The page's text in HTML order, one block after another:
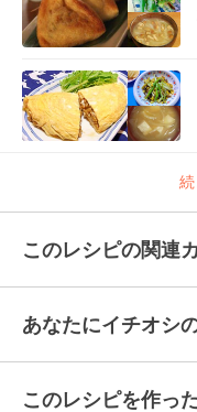
このレシピの関連
あなたにイチオシ
このレシピを作っ